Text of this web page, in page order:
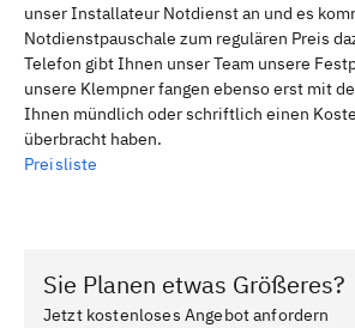
unser Installateur Notdienst an und es
Notdienstpauschale zum regulären Preis
Telefon gibt Ihnen unser Team unsere
unsere Klempner fangen ebenso erst mit
Ihnen mündlich oder schriftlich einen
überbracht haben.
Preisliste
Sie Planen etwas Größeres?
Jetzt kostenloses Angebot anfordern